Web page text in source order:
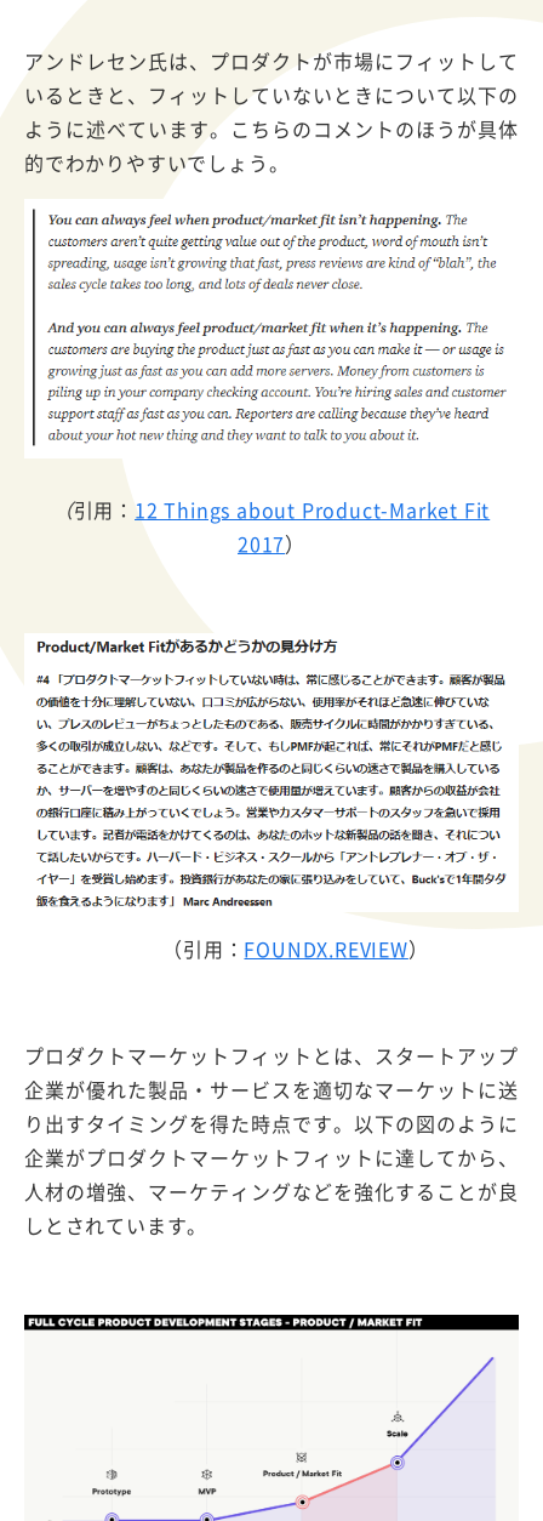
アンドレセン氏は、プロダクトが市場にフィットして
いるときと、フィットしていないときについて以下の
ように述べています。こちらのコメントのほうが具体
的でわかりやすいでしょう。
（引用： 12 Things about Product-Market Fit
2017）
（引用： FOUNDX.REVIEW）
プロダクトマーケットフィットとは、スタートアップ
企業が優れた製品・サービスを適切なマーケットに送
り出すタイミングを得た時点です。以下の図のように
企業がプロダクトマーケットフィットに達してから、
人材の増強、マーケティングなどを強化することが良
しとされています。